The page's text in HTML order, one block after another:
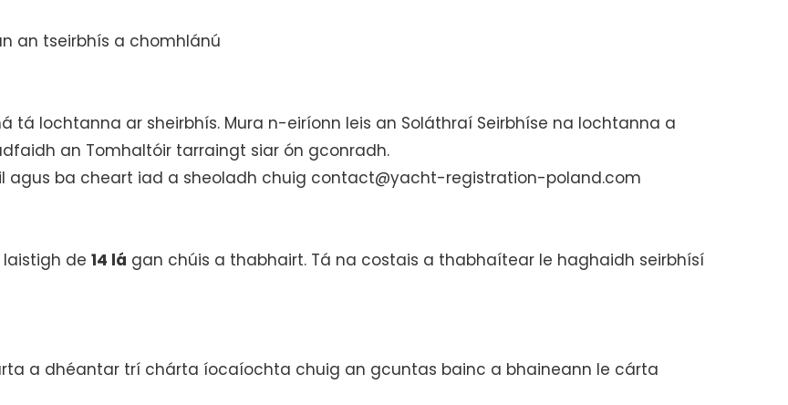
an tseirbhís a chomhlánú
lochtanna ar sheirbhís. Mura n-eiríonn leis an Soláthraí Seirbhíse na lochtanna a
an Tomhaltóir tarraingt siar ón gconradh.
agus ba cheart iad a sheoladh chuig contact@yacht-registration-poland.com
de 14 lá gan chúis a thabhairt. Tá na costais a thabhaítear le haghaidh seirbhísí
a dhéantar trí chárta íocaíochta chuig an gcuntas bainc a bhaineann le cárta